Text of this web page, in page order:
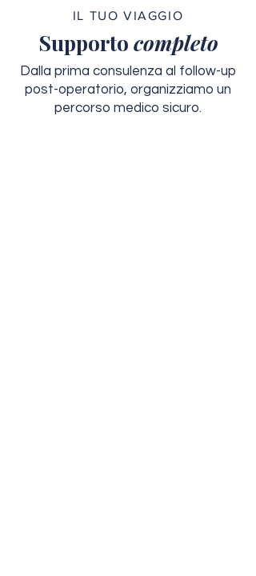
IL TUO VIAGGIO
Supporto completo
Dalla prima consulenza al follow-up
post-operatorio, organizziamo un
percorso medico sicuro.